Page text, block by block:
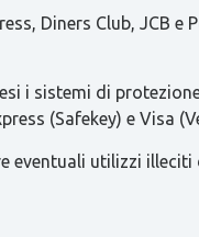
Diners Club, JCB e
i sistemi di
(Safekey) e Visa
eventuali utilizzi illeciti